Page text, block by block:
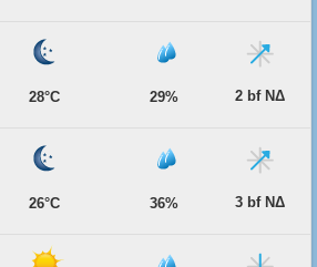
28°C 29% 2 bf ΝΔ
26°C 36% 3 bf ΝΔ